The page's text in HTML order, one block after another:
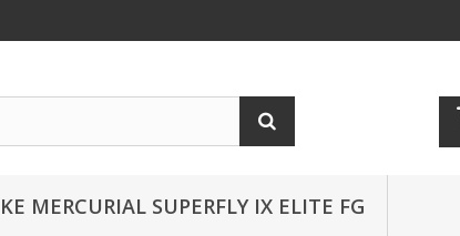
MERCURIAL SUPERFLY IX ELITE FG